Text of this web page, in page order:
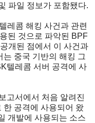
파일 정보가 포함됐다.
레콤 해킹 사건과 관련
된 것으로 파악된 BPF
개된 점에서 이 사건과
중국 기반의 해킹 그
텔레콤 서버 공격에 사
고서에서 처음 알려진
한 공격에 사용되어 왔
개발에 사용되는 소스